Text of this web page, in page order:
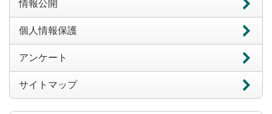
情報公開
個人情報保護
アンケート
サイトマップ